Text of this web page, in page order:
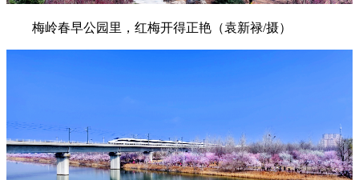
梅岭春早公园里，红梅开得正艳（袁新禄/摄）